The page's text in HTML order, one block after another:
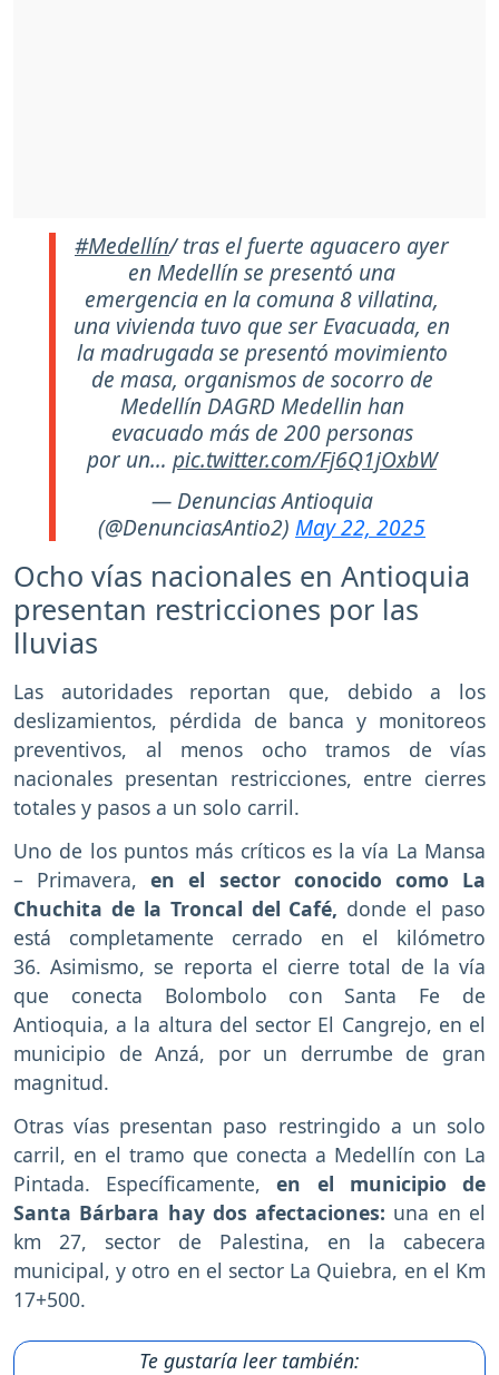
#Medellín/ tras el fuerte aguacero ayer
en Medellín se presentó una
emergencia en la comuna 8 villatina,
una vivienda tuvo que ser Evacuada, en
la madrugada se presentó movimiento
de masa, organismos de socorro de
Medellín DAGRD Medellin han
evacuado más de 200 personas
por un… pic.twitter.com/Fj6Q1jOxbW
— Denuncias Antioquia
(@DenunciasAntio2) May 22, 2025
Ocho vías nacionales en Antioquia
presentan restricciones por las
lluvias
Las autoridades reportan que, debido a los
deslizamientos, pérdida de banca y monitoreos
preventivos, al menos ocho tramos de vías
nacionales presentan restricciones, entre cierres
totales y pasos a un solo carril.
Uno de los puntos más críticos es la vía La Mansa
– Primavera,en el sector conocido como La
Chuchita de la Troncal del Café, donde el paso
está completamente cerrado en el kilómetro
36. Asimismo, se reporta el cierre total de la vía
que conecta Bolombolo con Santa Fe de
Antioquia, a la altura del sector El Cangrejo, en el
municipio de Anzá, por un derrumbe de gran
magnitud.
Otras vías presentan paso restringido a un solo
carril, en el tramo que conecta a Medellín con La
Pintada. Específicamente,en el municipio de
Santa Bárbara hay dos afectaciones: una en el
km 27, sector de Palestina, en la cabecera
municipal, y otro en el sector La Quiebra, en el Km
17+500.
Te gustaría leer también: